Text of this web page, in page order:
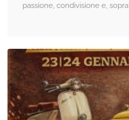
passione, condivisione e,